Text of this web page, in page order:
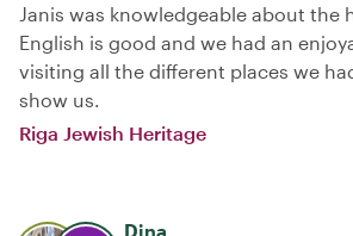
Janis was knowledgeable about the
English is good and we had an
visiting all the different places we
show us.
Riga Jewish Heritage
Dina